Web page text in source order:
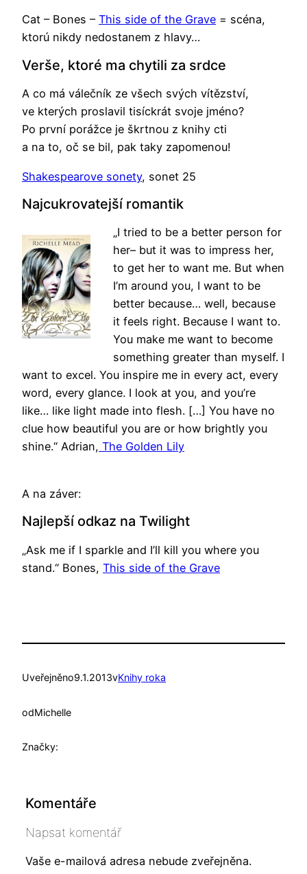
Cat – Bones – This side of the Grave = scéna,
ktorú nikdy nedostanem z hlavy…
Verše, ktoré ma chytili za srdce
A co má válečník ze všech svých vítězství,
ve kterých proslavil tisíckrát svoje jméno?
Po první porážce je škrtnou z knihy cti
a na to, oč se bil, pak taky zapomenou!
Shakespearove sonety, sonet 25
Najcukrovatejší romantik
„I tried to be a better person for
her– but it was to impress her,
to get her to want me. But when
I’m around you, I want to be
better because… well, because
it feels right. Because I want to.
You make me want to become
something greater than myself. I
want to excel. You inspire me in every act, every
word, every glance. I look at you, and you’re
like… like light made into flesh. […] You have no
clue how beautiful you are or how brightly you
shine.“ Adrian, The Golden Lily
A na záver:
Najlepší odkaz na Twilight
„Ask me if I sparkle and I’ll kill you where you
stand.“ Bones, This side of the Grave
Uveřejněno9.1.2013vKnihy roka
odMichelle
Značky:
Komentáře
Napsat komentář
Vaše e-mailová adresa nebude zveřejněna.